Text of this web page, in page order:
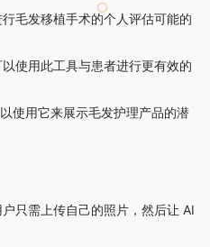
行毛发移植手术的个人评估可能的
以使用此工具与患者进行更有效的
以使用它来展示毛发护理产品的潜
户只需上传自己的照片，然后让 AI